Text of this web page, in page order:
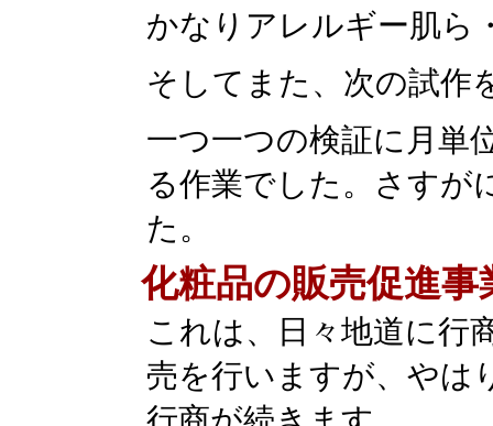
かなりアレルギー肌ら
そしてまた、次の試作
一つ一つの検証に月単
る作業でした。さすが
た。
化粧品の販売促進事
これは、日々地道に行
売を行いますが、やは